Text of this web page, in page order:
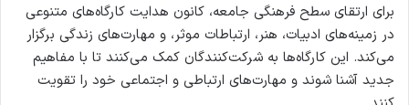
برای ارتقای سطح فرهنگی جامعه، کانون هدایت کارگاه‌های متنوعی
در زمینه‌های ادبیات، هنر، ارتباطات موثر، و مهارت‌های زندگی برگزار
می‌کند. این کارگاه‌ها به شرکت‌کنندگان کمک می‌کنند تا با مفاهیم
جدید آشنا شوند و مهارت‌های ارتباطی و اجتماعی خود را تقویت